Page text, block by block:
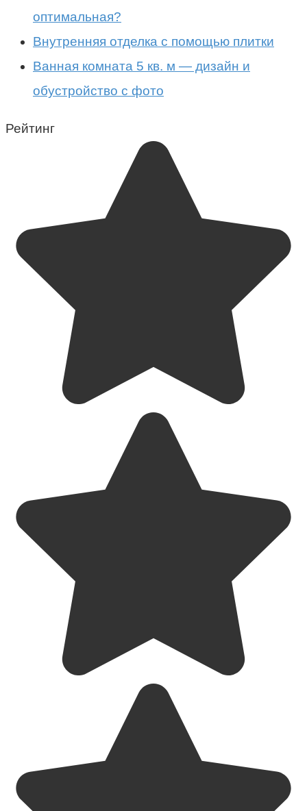
оптимальная?
Внутренняя отделка с помощью плитки
Ванная комната 5 кв. м — дизайн и
обустройство с фото
Рейтинг